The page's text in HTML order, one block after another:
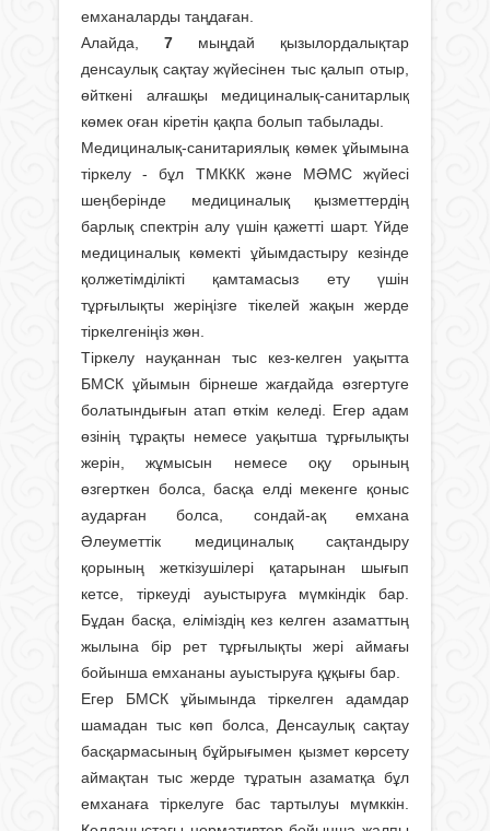
емханаларды таңдаған.
Алайда, 7 мыңдай қызылордалықтар
денсаулық сақтау жүйесінен тыс қалып отыр,
өйткені алғашқы медициналық-санитарлық
көмек оған кіретін қақпа болып табылады.
Медициналық-санитариялық көмек ұйымына
тіркелу - бұл ТМККК және МӘМС жүйесі
шеңберінде медициналық қызметтердің
барлық спектрін алу үшін қажетті шарт. Үйде
медициналық көмекті ұйымдастыру кезінде
қолжетімділікті қамтамасыз ету үшін
тұрғылықты жеріңізге тікелей жақын жерде
тіркелгеніңіз жөн.
Тіркелу науқаннан тыс кез-келген уақытта
БМСК ұйымын бірнеше жағдайда өзгертуге
болатындығын атап өткім келеді. Егер адам
өзінің тұрақты немесе уақытша тұрғылықты
жерін, жұмысын немесе оқу орының
өзгерткен болса, басқа елді мекенге қоныс
аударған болса, сондай-ақ емхана
Әлеуметтік медициналық сақтандыру
қорының жеткізушілері қатарынан шығып
кетсе, тіркеуді ауыстыруға мүмкіндік бар.
Бұдан басқа, еліміздің кез келген азаматтың
жылына бір рет тұрғылықты жері аймағы
бойынша емхананы ауыстыруға құқығы бар.
Егер БМСК ұйымында тіркелген адамдар
шамадан тыс көп болса, Денсаулық сақтау
басқармасының бұйрығымен қызмет көрсету
аймақтан тыс жерде тұратын азаматқа бұл
емханаға тіркелуге бас тартылуы мүмккін.